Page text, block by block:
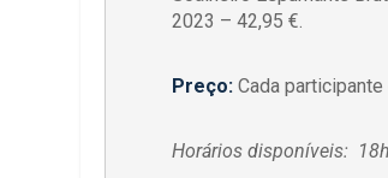
2023 – 42,95 €.
Preço: Cada
Horários disponíveis: